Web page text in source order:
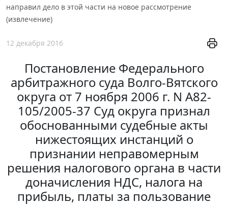
направил дело в этой части на новое рассмотрение
(извлечение)
12 декабря 2016
Постановление Федерального
арбитражного суда Волго-Вятского
округа от 7 ноября 2006 г. N А82-
105/2005-37 Суд округа признал
обоснованными судебные акты
нижестоящих инстанций о
признании неправомерным
решения налогового органа в части
доначисления НДС, налога на
прибыль, платы за пользование